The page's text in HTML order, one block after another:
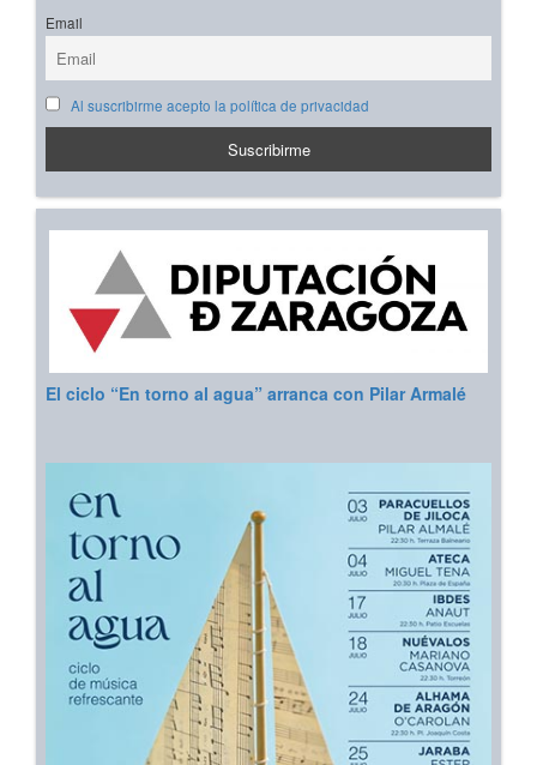
Email
Al suscribirme acepto la política de privacidad
El ciclo “En torno al agua” arranca con Pilar Armalé